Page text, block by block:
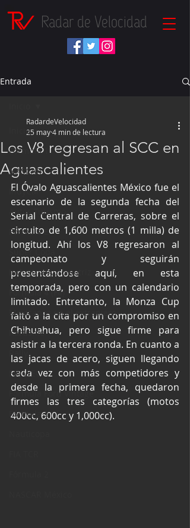
Radar de Velocidad
Entrada
Inicio
Fórmula 1
NASCAR
IndyCar
Autos Turismo
Fórmula E
Súper Copa
Industria Automotriz
Fórmula 4 (F4)
Mexicanos en el extranjero
Kartismo
Rally
FIA WEC
Fórmula Ford Vintage
Fórmula 3
Los V8 regresan al SCC en
Aguascalientes
RadardeVelocidad
25 may4 min de lectura
El Óvalo Aguascalientes México fue el
escenario de la segunda fecha del
Serial Central de Carreras, sobre el
circuito de 1,600 metros (1 milla) de
longitud. Ahí los V8 regresaron al
campeonato y seguirán
presentándose aquí, en esta
temporada, pero con un calendario
limitado. Entretanto, la Monza Cup
faltó a la cita por un compromiso en
Chihuahua, pero sigue firme para
asistir a la tercera ronda. En cuanto a
las jacas de acero, siguen llegando
cada vez con más competidores y
desde la primera fecha, quedaron
firmes las tres categorías (motos
400cc, 600cc y 1,000cc).